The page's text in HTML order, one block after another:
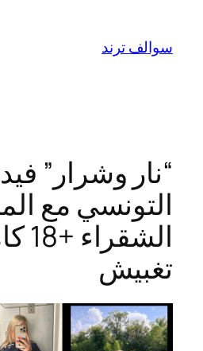
المحتوى
سوالف ترند
“نار وشرار”
التونسي مع
تغبيش